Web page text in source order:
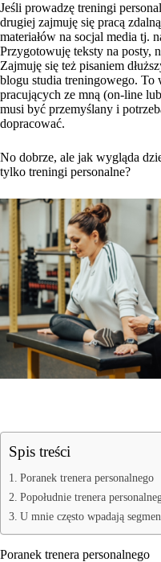
Jeśli prowadzę treningi
drugiej zajmuję się pracą
materiałów na socjal media tj.
Przygotowuję teksty na posty,
Zajmuję się też pisaniem
blogu studia treningowego. To
pracujących ze mną (on-line
musi być przemyślany i
dopracować.
No dobrze, ale jak wygląda
tylko treningi personalne?
Spis treści
Poranek trenera personalnego
Popołudnie trenera
U mnie często wpadają
Poranek trenera personalnego